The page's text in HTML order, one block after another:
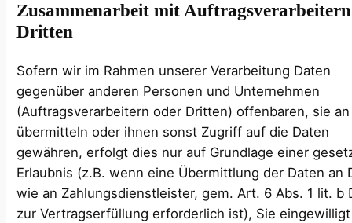
Zusammenarbeit mit
Dritten
Sofern wir im Rahmen unserer Verarbeitung Daten
gegenüber anderen Personen und Unternehmen
(Auftragsverarbeitern oder Dritten) offenbaren, sie
übermitteln oder ihnen sonst Zugriff auf die Daten
gewähren, erfolgt dies nur auf Grundlage einer
Erlaubnis (z.B. wenn eine Übermittlung der Daten an
wie an Zahlungsdienstleister, gem. Art. 6 Abs. 1 lit. b
zur Vertragserfüllung erforderlich ist), Sie